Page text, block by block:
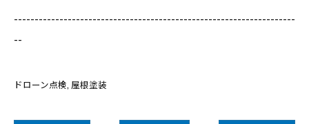
--------------------------------------------------------------------
--
ドローン点検 屋根塗装